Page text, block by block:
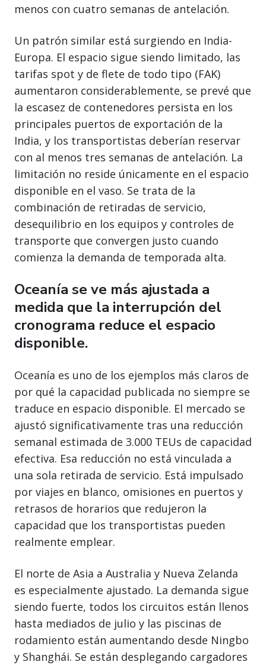
menos con cuatro semanas de antelación.
Un patrón similar está surgiendo en India-
Europa. El espacio sigue siendo limitado, las
tarifas spot y de flete de todo tipo (FAK)
aumentaron considerablemente, se prevé que
la escasez de contenedores persista en los
principales puertos de exportación de la
India, y los transportistas deberían reservar
con al menos tres semanas de antelación. La
limitación no reside únicamente en el espacio
disponible en el vaso. Se trata de la
combinación de retiradas de servicio,
desequilibrio en los equipos y controles de
transporte que convergen justo cuando
comienza la demanda de temporada alta.
Oceanía se ve más ajustada a
medida que la interrupción del
cronograma reduce el espacio
disponible.
Oceanía es uno de los ejemplos más claros de
por qué la capacidad publicada no siempre se
traduce en espacio disponible. El mercado se
ajustó significativamente tras una reducción
semanal estimada de 3.000 TEUs de capacidad
efectiva. Esa reducción no está vinculada a
una sola retirada de servicio. Está impulsado
por viajes en blanco, omisiones en puertos y
retrasos de horarios que redujeron la
capacidad que los transportistas pueden
realmente emplear.
El norte de Asia a Australia y Nueva Zelanda
es especialmente ajustado. La demanda sigue
siendo fuerte, todos los circuitos están llenos
hasta mediados de julio y las piscinas de
rodamiento están aumentando desde Ningbo
y Shanghái. Se están desplegando cargadores